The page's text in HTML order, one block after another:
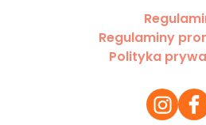
Regulaminy
Polityka